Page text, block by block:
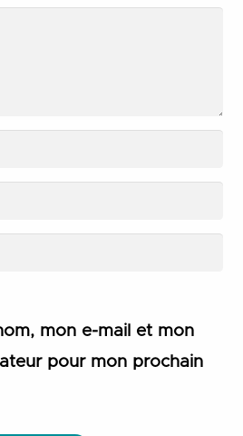
mon e-mail et mon
pour mon prochain